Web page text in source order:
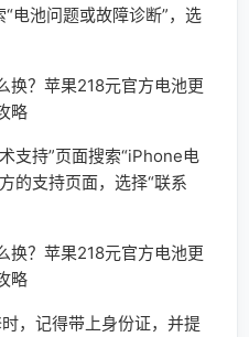
电池问题或故障诊断”，选
持”页面搜索“iPhone电
的支持页面，选择“联系
记得带上身份证，并提